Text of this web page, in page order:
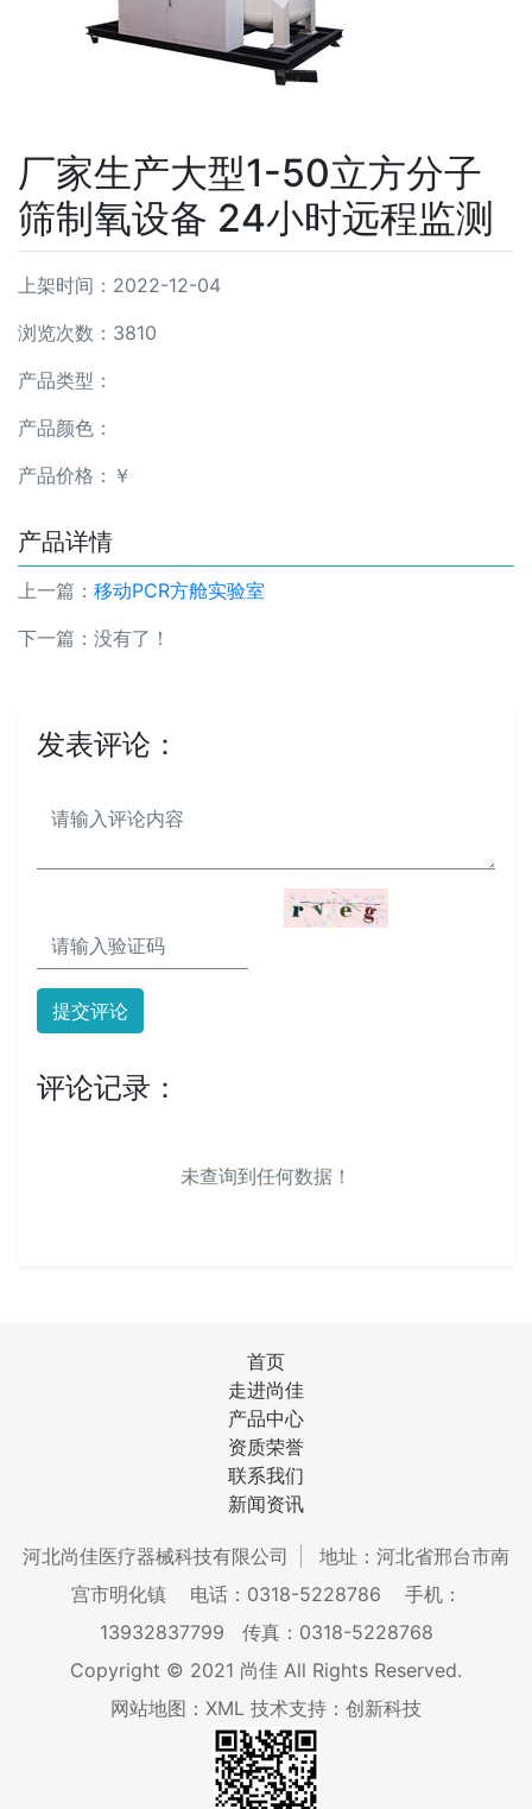
厂家生产大型1-50立方分子
筛制氧设备 24小时远程监测
上架时间：2022-12-04
浏览次数：3810
产品类型：
产品颜色：
产品价格：￥
产品详情
上一篇： 移动PCR方舱实验室
下一篇：没有了！
发表评论：
提交评论
评论记录：
未查询到任何数据！
首页
走进尚佳
产品中心
资质荣誉
联系我们
新闻资讯
河北尚佳医疗器械科技有限公司
地址：河北省邢台市南
宫市明化镇
电话：0318-5228786
手机：
13932837799
传真：0318-5228768
Copyright © 2021 尚佳 All Rights Reserved.
网站地图：XML 技术支持：创新科技